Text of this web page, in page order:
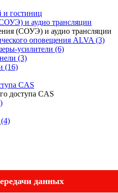
и гостиниц
и аудио трансляции
(СОУЭ) и аудио трансляции
оповещения ALVA (3)
усилители (6)
(3)
(16)
CAS
доступа CAS
данных